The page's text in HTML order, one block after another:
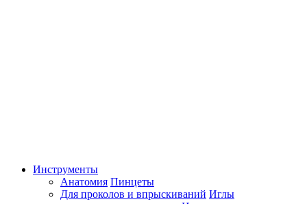
Инструменты
Анатомия Пинцеты
Для проколов и впрыскиваний Иглы